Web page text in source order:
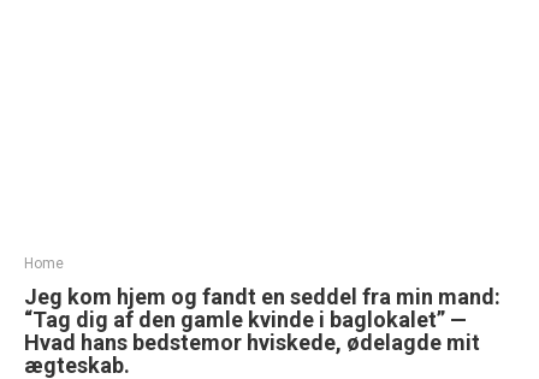
Home
Jeg kom hjem og fandt en seddel fra min mand:
“Tag dig af den gamle kvinde i baglokalet” —
Hvad hans bedstemor hviskede, ødelagde mit
ægteskab.